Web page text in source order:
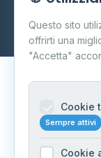
Dati forniti da
Questo sito
offrirti una
"Accetta"
Cookie
Sempre attivi
Cookie